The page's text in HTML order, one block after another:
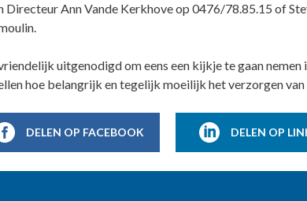
Directeur Ann Vande Kerkhove op 0476/78.85.15 of
uitgenodigd om eens een kijkje te gaan nemen
hoe belangrijk en tegelijk moeilijk het verzorgen
DELEN OP FACEBOOK DELEN OP